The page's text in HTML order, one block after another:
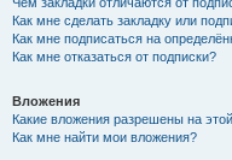
Как мне сделать закладку или
Как мне подписаться на
Как мне отказаться от подписки?
Вложения
Какие вложения разрешены на
Как мне найти мои вложения?